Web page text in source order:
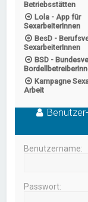
Betriebsstätten
Lola - App für
SexarbeiterInnen
BesD -
SexarbeiterInnen
BSD -
Kampagne
Arbeit
Benutzername:
Passwort: